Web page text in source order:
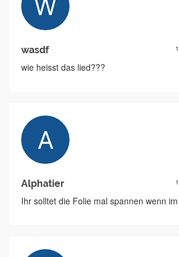
wasdf
wie heisst das lied???
Alphatier
Ihr solltet die Folie mal spannen wenn